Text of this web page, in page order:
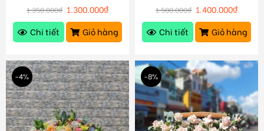
1.350.000₫ 1.300.000₫
Chi tiết
Giỏ hàng
1.500.000₫ 1.400.000₫
Chi tiết
Giỏ hàng
-4% -8%